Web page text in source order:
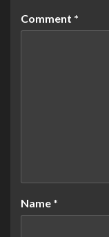
Comment *
Name *